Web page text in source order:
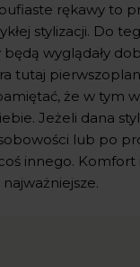
rękawy to
stylizacji. Do
wyglądały
tutaj
że w tym
Jeżeli dana
lub po
innego. Komfort